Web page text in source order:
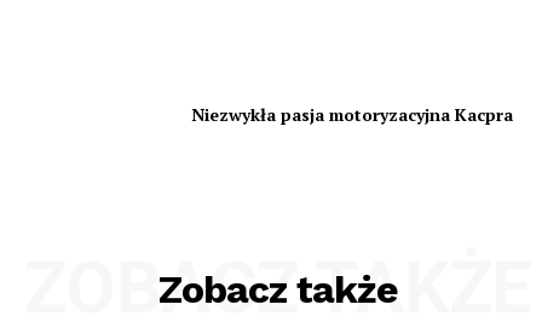
Niezwykła pasja motoryzacyjna Kacpra
Zobacz także
ZOBACZ TAKŻE